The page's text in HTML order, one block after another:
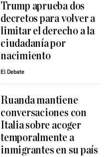
Trump aprueba dos
decretos para volver a
limitar el derecho a la
ciudadanía por
nacimiento
El Debate
Ruanda mantiene
conversaciones con
Italia sobre acoger
temporalmente a
inmigrantes en su país